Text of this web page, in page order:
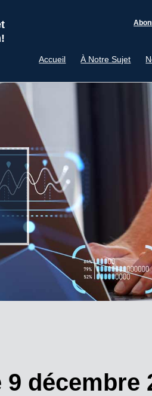
Accueil À Notre Sujet
décembre